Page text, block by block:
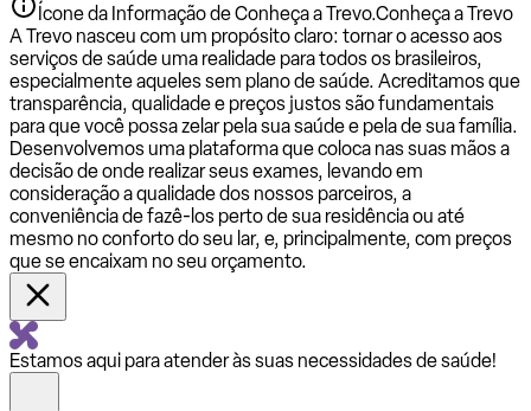
Ícone da Informação de Conheça a Trevo.Conheça a Trevo
A Trevo nasceu com um propósito claro: tornar o acesso aos
serviços de saúde uma realidade para todos os brasileiros,
especialmente aqueles sem plano de saúde. Acreditamos que
transparência, qualidade e preços justos são fundamentais
para que você possa zelar pela sua saúde e pela de sua família.
Desenvolvemos uma plataforma que coloca nas suas mãos a
decisão de onde realizar seus exames, levando em
consideração a qualidade dos nossos parceiros, a
conveniência de fazê-los perto de sua residência ou até
mesmo no conforto do seu lar, e, principalmente, com preços
que se encaixam no seu orçamento.
Estamos aqui para atender às suas necessidades de saúde!